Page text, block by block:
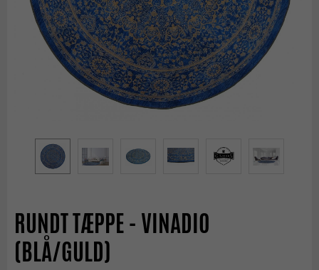
RUNDT TÆPPE - VINADIO
(BLÅ/GULD)